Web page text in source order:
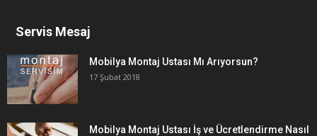
Servis Mesaj
Mobilya Montaj Ustası Mı Arıyorsun?
17 Şubat 2018
Mobilya Montaj Ustası İş ve Ücretlendirme Nasıl